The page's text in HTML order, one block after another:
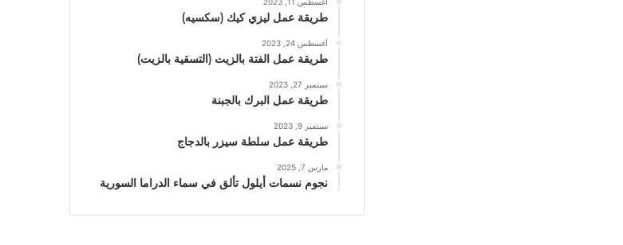
أغسطس 11, 2023
طريقة عمل ليزي كيك (سكسيه)
أغسطس 24, 2023
طريقة عمل الفتة بالزيت (التسقية بالزيت)
سبتمبر 27, 2023
طريقة عمل البرك بالجبنة
سبتمبر 9, 2023
طريقة عمل سلطة سيزر بالدجاج
مارس 7, 2025
نجوم نسمات أيلول تألق في سماء الدراما السورية